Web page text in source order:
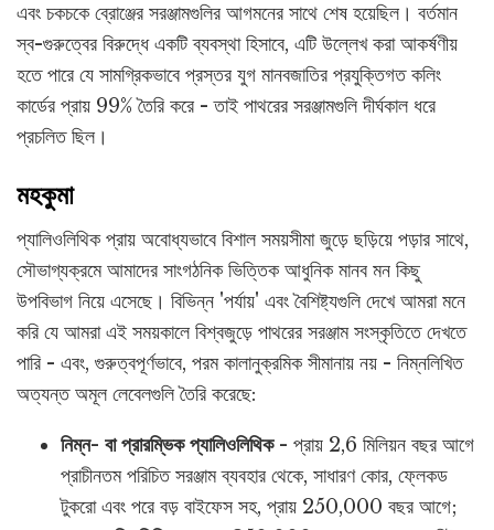
এবং চকচকে ব্রোঞ্জের সরঞ্জামগুলির আগমনের সাথে শেষ হয়েছিল। বর্তমান
স্ব-গুরুত্বের বিরুদ্ধে একটি ব্যবস্থা হিসাবে, এটি উল্লেখ করা আকর্ষণীয়
হতে পারে যে সামগ্রিকভাবে প্রস্তর যুগ মানবজাতির প্রযুক্তিগত কলিং
কার্ডের প্রায় 99% তৈরি করে - তাই পাথরের সরঞ্জামগুলি দীর্ঘকাল ধরে
প্রচলিত ছিল।
মহকুমা
প্যালিওলিথিক প্রায় অবোধ্যভাবে বিশাল সময়সীমা জুড়ে ছড়িয়ে পড়ার সাথে,
সৌভাগ্যক্রমে আমাদের সাংগঠনিক ভিত্তিক আধুনিক মানব মন কিছু
উপবিভাগ নিয়ে এসেছে। বিভিন্ন 'পর্যায়' এবং বৈশিষ্ট্যগুলি দেখে আমরা মনে
করি যে আমরা এই সময়কালে বিশ্বজুড়ে পাথরের সরঞ্জাম সংস্কৃতিতে দেখতে
পারি - এবং, গুরুত্বপূর্ণভাবে, পরম কালানুক্রমিক সীমানায় নয় - নিম্নলিখিত
অত্যন্ত অমূল লেবেলগুলি তৈরি করেছে:
নিম্ন- বা প্রারম্ভিক প্যালিওলিথিক- প্রায় 2,6 মিলিয়ন বছর আগে
প্রাচীনতম পরিচিত সরঞ্জাম ব্যবহার থেকে, সাধারণ কোর, ফ্লেকড
টুকরো এবং পরে বড় বাইফেস সহ, প্রায় 250,000 বছর আগে;